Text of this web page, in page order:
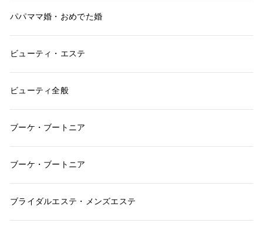
パパママ婚・おめでた婚
ビューティ・エステ
ビューティ全般
ブーケ・ブートニア
ブーケ・ブートニア
ブライダルエステ・メンズエステ